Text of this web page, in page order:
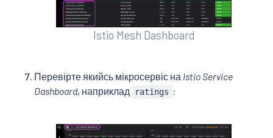
Istio Mesh Dashboard
Перевірте якийсь мікросервіс на Istio Service
Dashboard, наприклад ratings :